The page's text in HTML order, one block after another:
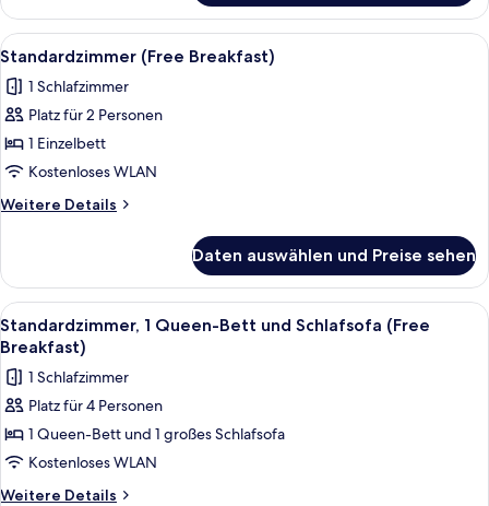
1
Queen-
Bett,
(Free
Breakfast)
Alle
Fotos
für
Standardzimmer
(Free
Breakfast)
anzeigen
Ein Hotelzimmer mit zwei Betten,
13
Standardzimmer (Free Breakfast)
1 Schlafzimmer
Platz für 2 Personen
1 Einzelbett
Kostenloses WLAN
Weitere Details
Weitere
(Free
Breakfast)
Daten auswählen und Preise sehen
Alle
Fotos
für
Standardzimmer,
1 Queen-
Bett
und
Schlafsofa
Ein Bett mit einer rot-weiß
16
Standardzimmer, 1 Queen-Bett und Schlafsofa (Free
Breakfast)
1 Schlafzimmer
Platz für 4 Personen
1 Queen-Bett und 1 großes Schlafsofa
Kostenloses WLAN
Weitere Details
Weitere